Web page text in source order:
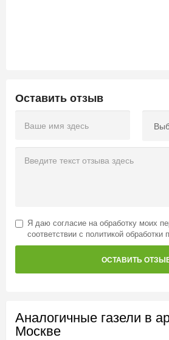
Оставить отзыв
Я даю согласие на обработку моих
соответствии с политикой
ОСТАВИТЬ
Аналогичные газели в
Москве